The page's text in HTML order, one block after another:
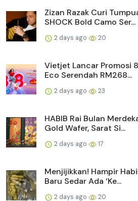
Zizan Razak Curi
SHOCK Bold Camo Ser...
2 days ago 20
Vietjet Lancar Promosi
Eco Serendah RM268...
2 days ago 23
HABIB Rai Bulan
Gold Wafer, Sarat Si...
2 days ago 17
Menjijikkan! Hampir
Baru Sedar Ada ‘Ke...
2 days ago 20